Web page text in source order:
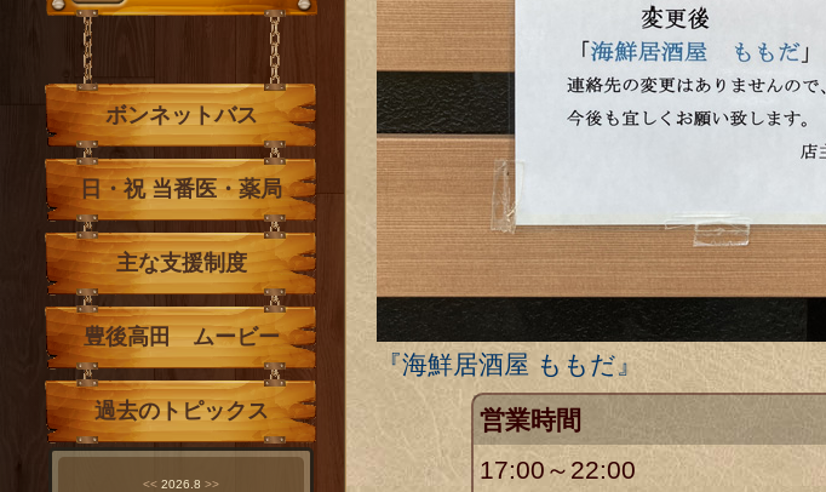
『海鮮居酒屋 ももだ』
営業時間
17:00～22:00
ボンネットバス
日・祝 当番医・薬局
主な支援制度
豊後高田 ムービー
過去のトピックス
<< 2026.8 >>